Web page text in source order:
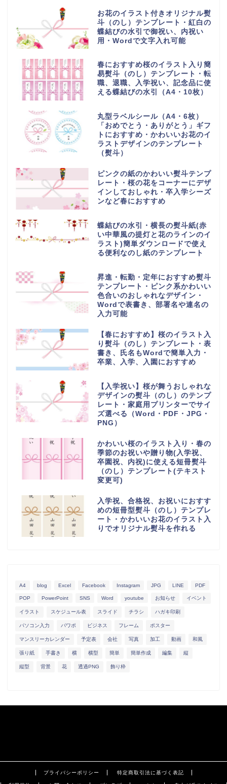
お花のイラスト付きオリジナル熨
斗（のし）テンプレート・紅白の
蝶結びの水引で御祝い、内祝い
用・Wordで文字入れ可能
春におすすめ桜のイラスト入り簡
易熨斗（のし）テンプレート・転
職、退職、入学祝い、記念品に使
える蝶結びの水引（A4・10枚）
丸型ラベルシール（A4・6枚）
「おめでとう・ありがとう」ギフ
トにおすすめ・かわいいお花のイ
ラストデザインのテンプレート
（熨斗）
ピンクの紙のかわいい熨斗テンプ
レート・桜の花をコーナーにデザ
インしておしゃれ・卒入学シーズ
ンなど春におすすめ
蝶結びの水引・横長の熨斗紙(赤
い中華風の提灯と花のラインのイ
ラスト)簡単ダウンロードで使え
る便利なのし紙のテンプレート
昇進・転勤・定年におすすめ熨斗
テンプレート・ピンク系かわいい
色合いのおしゃれなデザイン・
Wordで表書き、部署名や連名の
入力可能
【春におすすめ】桜のイラスト入
り熨斗（のし）テンプレート・表
書き、氏名もWordで簡単入力・
卒業、入学、入園におすすめ
【入学祝い】桜が舞うおしゃれな
デザインの熨斗（のし）のテンプ
レート・家庭用プリンターでサイ
ズ選べる（Word・PDF・JPG・
PNG）
かわいい桜のイラスト入り・春の
季節のお祝いや贈り物(入学祝、
卒園祝、内祝)に使える短冊熨斗
（のし）テンプレート(テキスト
変更可)
入学祝、合格祝、お祝いにおすす
めの短冊型熨斗（のし）テンプレ
ート・かわいいお花のイラスト入
りでオリジナル熨斗を作れる
A4 blog Excel Facebook Instagram JPG LINE PDF
POP PowerPoint SNS Word youtube お知らせ イベント
イラスト スケジュール表 スライド チラシ ハガキ印刷
パソコン入力 パワポ ビジネス フレーム ポスター
マンスリーカレンダー 予定表 会社 写真 加工 動画 和風
張り紙 手書き 横 横型 簡単 簡単作成 編集 縦
縦型 背景 花 透過PNG 飾り枠
プライバシーポリシー 特定商取引法に基づく表記